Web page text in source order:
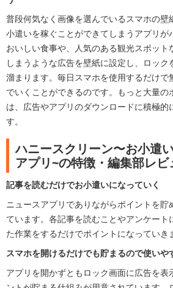
普段何気なく画像を選んでいるスマホの壁
小遣いを稼ぐことができてしまうアプリが
おいしい食事や、人気のある観光スポット
しまうような広告を壁紙に設定し、ロッ
溜まります。毎日スマホを使用するだけで
でいくことができるのです。もっと大量の
は、広告やアプリのダウンロードに積極
す。
ハニースクリーン〜お小遣
アプリ~の特徴・編集部レビ
記事を読むだけでお小遣いになっていく
ニュースアプリでありながらポイントを貯
ています。各記事を読むことやアンケート
た作業をするだけでポイントになっていき
スマホを開けるだけでも貯まるので使いや
アプリを開かずともロック画面に広告を表